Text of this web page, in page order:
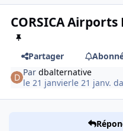
CORSICA
Partager
Pardbalternative
le 21 janvierle 21 janv.